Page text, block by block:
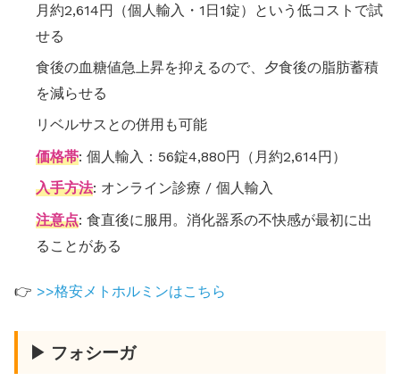
月約2,614円（個人輸入・1日1錠）という低コストで試
せる
食後の血糖値急上昇を抑えるので、夕食後の脂肪蓄積
を減らせる
リベルサスとの併用も可能
価格帯: 個人輸入：56錠4,880円（月約2,614円）
入手方法: オンライン診療 / 個人輸入
注意点: 食直後に服用。消化器系の不快感が最初に出
ることがある
👉 >>格安メトホルミンはこちら
▶ フォシーガ